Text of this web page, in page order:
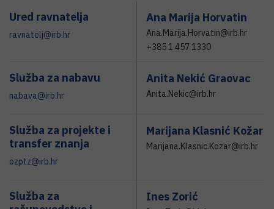
Ured ravnatelja
ravnatelj@irb.hr
Ana Marija Horvatin
Ana.Marija.Horvatin@irb.hr
+385 1 457 1330
Služba za nabavu
nabava@irb.hr
Anita Nekić Graovac
Anita.Nekic@irb.hr
Služba za projekte i
transfer znanja
ozptz@irb.hr
Marijana Klasnić Kožar
Marijana.Klasnic.Kozar@irb.hr
Služba za
Ines Zorić